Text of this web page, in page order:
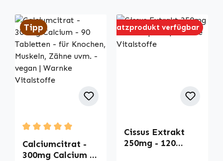
Tipp
Durchschnittliche Bewertung von 5 von 5 Sternen
Calciumcitrat -
300mg Calcium -
Ersatzprodukt verfügbar
Cissus Extrakt
250mg - 120